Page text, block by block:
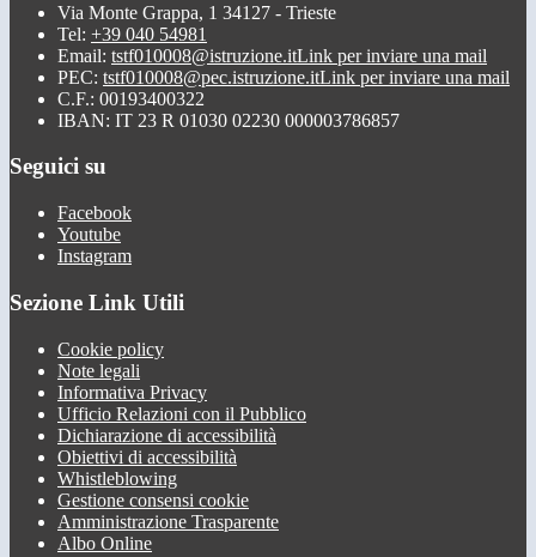
Via Monte Grappa, 1 34127 - Trieste
Tel: +39 040 54981
Email: tstf010008@istruzione.itLink per inviare una mail
PEC: tstf010008@pec.istruzione.itLink per inviare una mail
C.F.: 00193400322
IBAN: IT 23 R 01030 02230 000003786857
Seguici su
Facebook
Youtube
Instagram
Sezione Link Utili
Cookie policy
Note legali
Informativa Privacy
Ufficio Relazioni con il Pubblico
Dichiarazione di accessibilità
Obiettivi di accessibilità
Whistleblowing
Gestione consensi cookie
Amministrazione Trasparente
Albo Online